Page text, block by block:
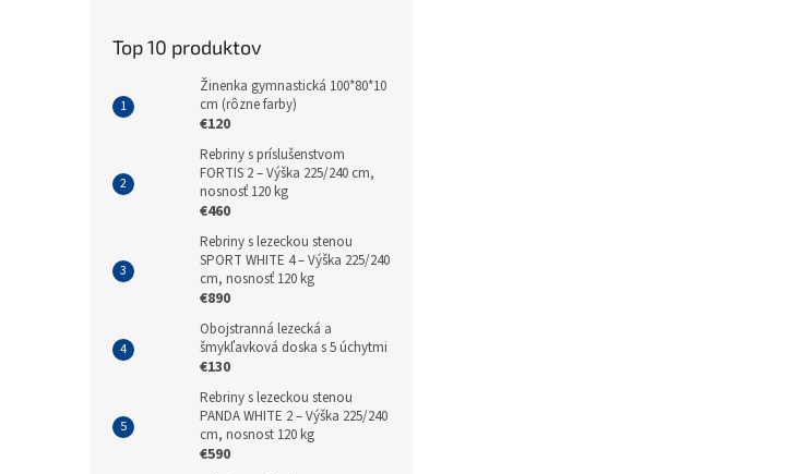
Top 10 produktov
Žinenka gymnastická 100*80*10
cm (rôzne farby)
€120
Rebriny s príslušenstvom
FORTIS 2 – Výška 225/240 cm,
nosnosť 120 kg
€460
Rebriny s lezeckou stenou
SPORT WHITE 4 – Výška 225/240
cm, nosnosť 120 kg
€890
Obojstranná lezecká a
šmykľavková doska s 5 úchytmi
€130
Rebriny s lezeckou stenou
PANDA WHITE 2 – Výška 225/240
cm, nosnost 120 kg
€590